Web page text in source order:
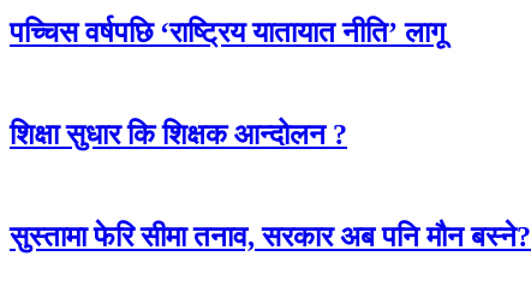
पच्चिस वर्षपछि ‘राष्ट्रिय यातायात नीति’ लागू
शिक्षा सुधार कि शिक्षक आन्दोलन ?
सुस्तामा फेरि सीमा तनाव, सरकार अब पनि मौन बस्ने?